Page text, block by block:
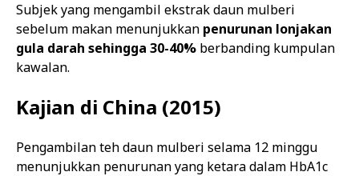
Subjek yang mengambil ekstrak daun mulberi
sebelum makan menunjukkan penurunan lonjakan
gula darah sehingga 30-40% berbanding kumpulan
kawalan.
Kajian di China (2015)
Pengambilan teh daun mulberi selama 12 minggu
menunjukkan penurunan yang ketara dalam HbA1c